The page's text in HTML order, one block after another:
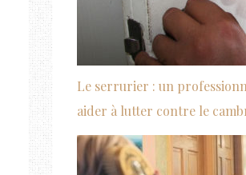
Le serrurier : un
aider à lutter contre le